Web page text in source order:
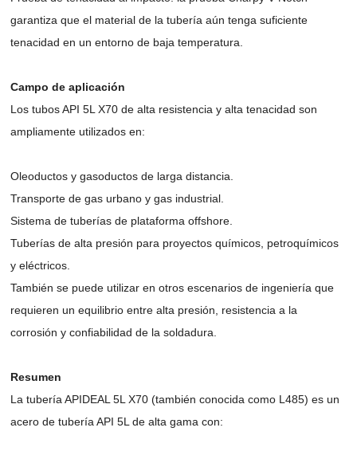
garantiza que el material de la tubería aún tenga suficiente
tenacidad en un entorno de baja temperatura.
Campo de aplicación
Los tubos API 5L X70 de alta resistencia y alta tenacidad son
ampliamente utilizados en:
Oleoductos y gasoductos de larga distancia.
Transporte de gas urbano y gas industrial.
Sistema de tuberías de plataforma offshore.
Tuberías de alta presión para proyectos químicos, petroquímicos
y eléctricos.
También se puede utilizar en otros escenarios de ingeniería que
requieren un equilibrio entre alta presión, resistencia a la
corrosión y confiabilidad de la soldadura.
Resumen
La tubería APIDEAL 5L X70 (también conocida como L485) es un
acero de tubería API 5L de alta gama con: